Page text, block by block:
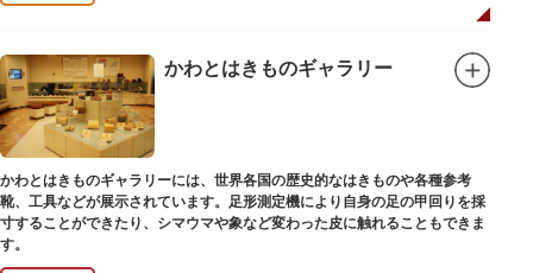
かわとはきものギャラリー
かわとはきものギャラリーには、世界各国の歴史的なはきものや各種参考
靴、工具などが展示されています。足形測定機により自身の足の甲回りを採
寸することができたり、シマウマや象など変わった皮に触れることもできま
す。